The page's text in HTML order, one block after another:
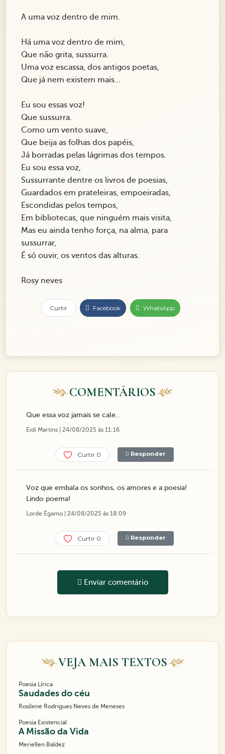
A uma voz dentro de mim.
Há uma voz dentro de mim,
Que não grita, sussurra.
Uma voz escassa, dos antigos poetas,
Que já nem existem mais...
Eu sou essas voz!
Que sussurra.
Como um vento suave,
Que beija as folhas dos papéis,
Já borradas pelas lágrimas dos tempos.
Eu sou essa voz,
Sussurrante dentre os livros de poesias,
Guardados em prateleiras, empoeiradas,
Escondidas pelos tempos,
Em bibliotecas, que ninguém mais visita,
Mas eu ainda tenho força, na alma, para
sussurrar,
É só ouvir, os ventos das alturas.
Rosy neves
Curtir Facebook WhatsApp
COMENTÁRIOS
Que essa voz jamais se cale..
Eidi Martins | 24/08/2025 ás 11:16
Curtir 0 Responder
Voz que embala os sonhos, os amores e a poesia!
Lindo poema!
Lorde Égamo | 24/08/2025 ás 18:09
Curtir 0 Responder
Enviar comentário
VEJA MAIS TEXTOS
Poesia Lírica
Saudades do céu
Rosilene Rodrigues Neves de Meneses
Poesia Existencial
A Missão da Vida
Meriellen Baldez